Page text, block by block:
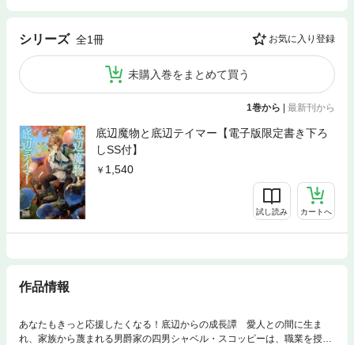
シリーズ 全1冊 お気に入り登録
未購入巻をまとめて買う
1巻から | 最新刊から
底辺魔物と底辺テイマー【電子版限定書き下ろ
しSS付】
1,540
試し読み カートへ
作品情報
あなたもきっと応援したくなる！底辺からの成長譚 愛人との間に生ま
れ、家族から蔑まれる男爵家の四男シャベル・スコッピーは、職業を授か